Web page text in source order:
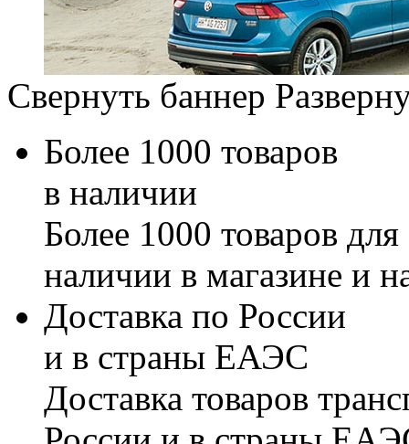
Свернуть баннер
Более 1000 товаров
в наличии
Более 1000 товаров
наличии в магазине и
Доставка по России
и в страны ЕАЭС
Доставка товаров